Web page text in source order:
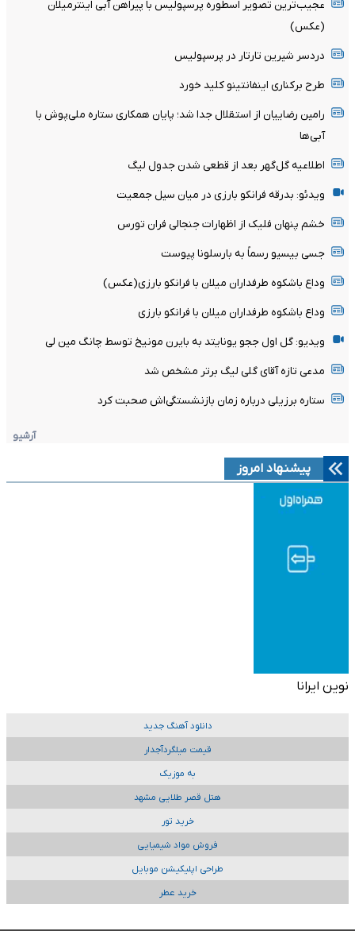
عجیب‌ترین تصویر اسطوره پرسپولیس با پیراهن آبی اینترمیلان
(عکس)
دردسر شیرین تارتار در پرسپولیس
طرح برکناری اینفانتینو کلید خورد
رامین رضاییان از استقلال جدا شد؛ پایان همکاری ستاره ملی‌پوش با
آبی‌ها
اطلاعیه گل‌گهر بعد از قطعی شدن جدول لیگ
ویدئو: بدرقه فرانکو بارزی در میان سیل جمعیت
خشم پنهان فلیک از اظهارات جنجالی فران تورس
جسی بیسیو رسماً به بارسلونا پیوست
وداع باشکوه طرفداران میلان با فرانکو بارزی(عکس)
وداع باشکوه طرفداران میلان با فرانکو بارزی
ویدیو: گل اول ججو یونایتد به بایرن مونیخ توسط چانگ مین لی
مدعی تازه آقای گلی لیگ برتر مشخص شد
ستاره برزیلی درباره زمان بازنشستگی‌اش صحبت کرد
آرشیو
پیشنهاد امروز
نوین ایرانا
دانلود آهنگ جدید
قیمت میلگردآجدار
به موزیک
هتل قصر طلایی مشهد
خرید تور
فروش مواد شیمیایی
طراحی اپلیکیشن موبایل
خرید عطر